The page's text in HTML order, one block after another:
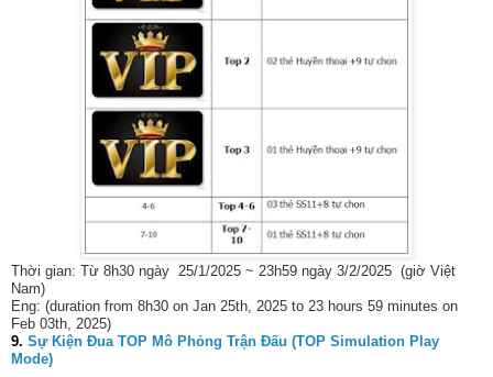
Thời gian: Từ 8h30 ngày 25/1/2025 ~ 23h59 ngày 3/2/2025 (giờ Việt
Nam)
Eng: (duration from 8h30 on Jan 25th, 2025 to 23 hours 59 minutes on
Feb 03th, 2025)
9. Sự Kiện Đua TOP Mô Phỏng Trận Đấu (TOP Simulation Play
Mode)